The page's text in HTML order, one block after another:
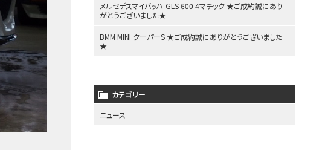
メルセデスマイバッハ GLS 600 4マチック ★ご成約誠にあり
がとうございました★
BMM MINI クーパーS ★ご成約誠にありがとうございました
★
カテゴリー
ニュース